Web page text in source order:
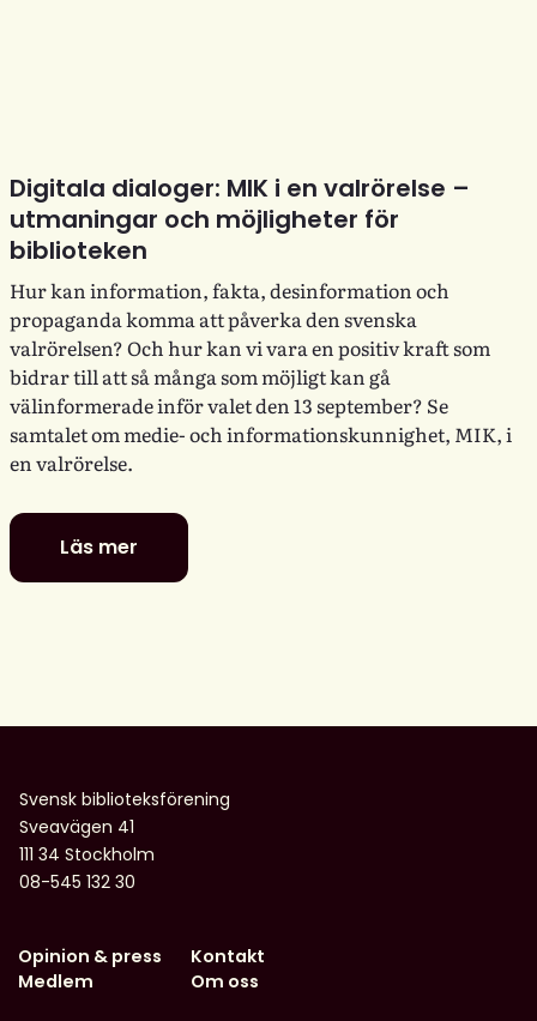
Digitala dialoger: MIK i en valrörelse –
utmaningar och möjligheter för
biblioteken
Hur kan information, fakta, desinformation och
propaganda komma att påverka den svenska
valrörelsen? Och hur kan vi vara en positiv kraft som
bidrar till att så många som möjligt kan gå
välinformerade inför valet den 13 september? Se
samtalet om medie- och informationskunnighet, MIK, i
en valrörelse.
Läs mer
Digitala
dialoger:
–
och
möjligheter
för
biblioteken
Svensk biblioteksförening
Sveavägen 41
111 34 Stockholm
08-545 132 30
Opinion & press
Medlem
Kontakt
Om oss